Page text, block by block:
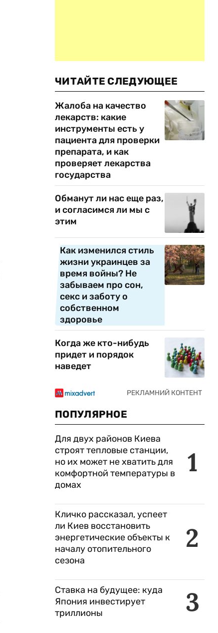
ЧИТАЙТЕ СЛЕДУЮЩЕЕ
Жалоба на качество
лекарств: какие
инструменты есть у
пациента для проверки
препарата, и как
проверяет лекарства
государства
Обманут ли нас еще раз,
и согласимся ли мы с
этим
Как изменился стиль
жизни украинцев за
время войны? Не
забываем про сон,
секс и заботу о
собственном
здоровье
Когда же кто-нибудь
придет и порядок
наведет
ПОПУЛЯРНОЕ
1
Для двух районов Киева
строят тепловые станции,
но их может не хватить для
комфортной температуры в
домах
2
Кличко рассказал, успеет
ли Киев восстановить
энергетические объекты к
началу отопительного
сезона
3
Ставка на будущее: куда
Япония инвестирует
триллионы